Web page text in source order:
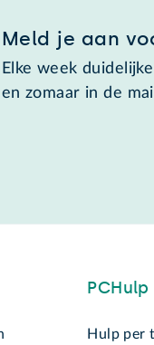
Meld je aan
Elke week
en zomaar in de
PCHulp
Hulp per